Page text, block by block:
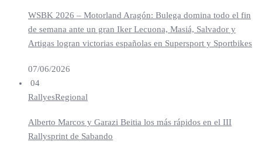
WSBK 2026 – Motorland Aragón: Bulega domina todo el fin
de semana ante un gran Iker Lecuona, Masiá, Salvador y
Artigas logran victorias españolas en Supersport y Sportbikes
07/06/2026
04
RallyesRegional
Alberto Marcos y Garazi Beitia los más rápidos en el III
Rallysprint de Sabando